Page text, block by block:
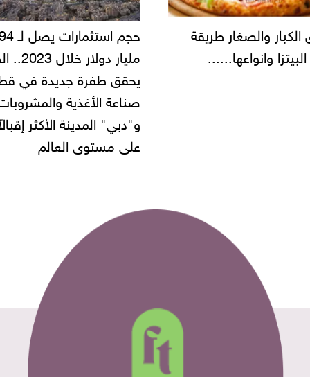
حجم استثمارات يصل لـ 94
مليار دولار خلال 2023.. الخليج
"أمن القاهرة" يضبط
شركة مطاعم استولى على
أموال المواطنين بزعم